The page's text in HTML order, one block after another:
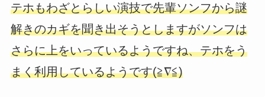
テホもわざとらしい演技で先輩ソンフから謎
解きのカギを聞き出そうとしますがソンフは
さらに上をいっているようですね、テホをう
まく利用しているようです(≧∇≦)